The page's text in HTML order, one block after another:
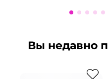
Вы недавно